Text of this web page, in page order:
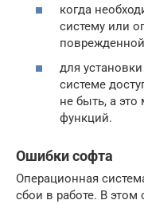
когда
систему или
для
системе
не быть, а
функций.
Ошибки софта
Операционная
сбои в работе. В этом